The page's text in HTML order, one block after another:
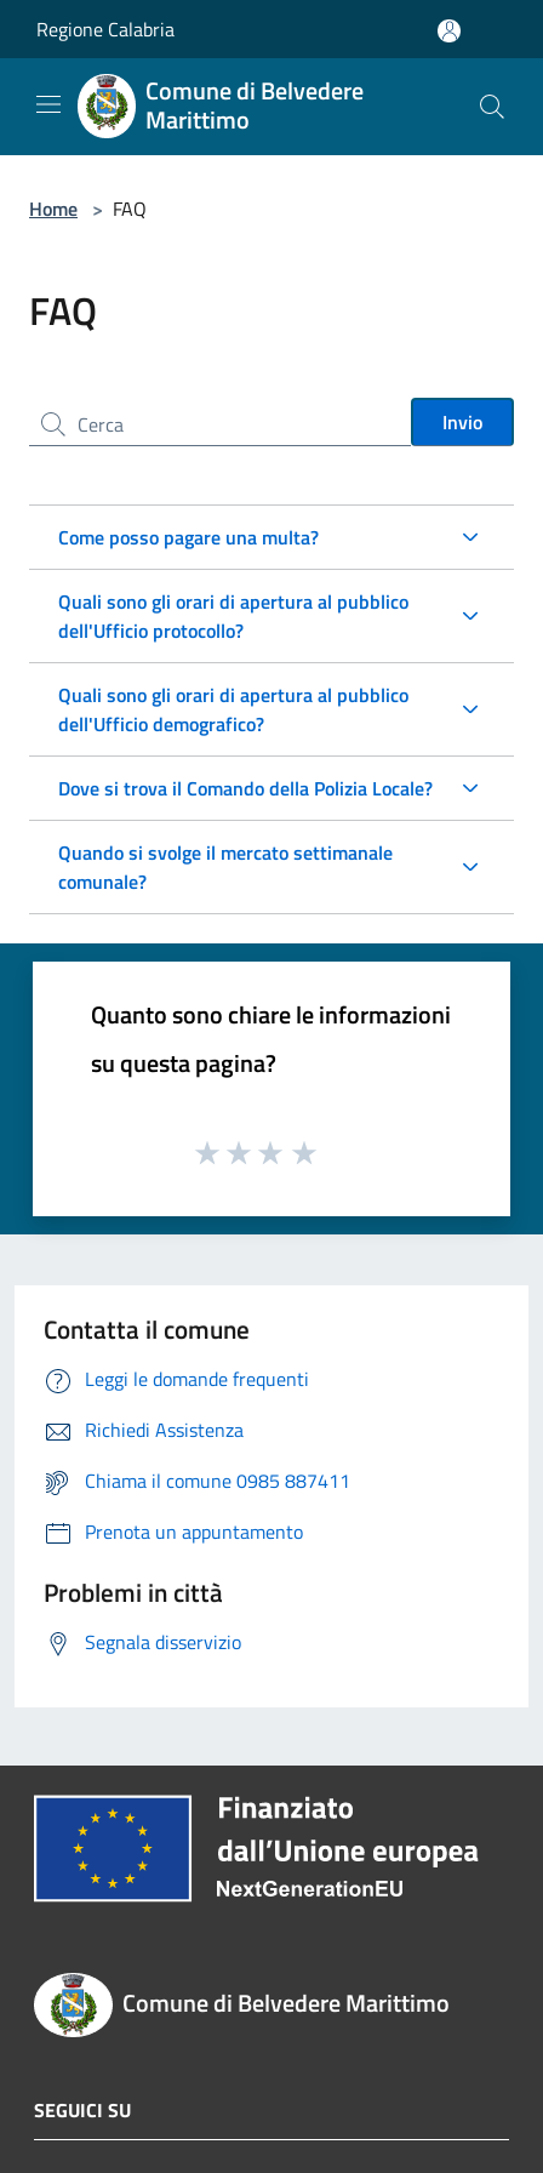
Regione Calabria
Comune di Belvedere
Marittimo
Home > FAQ
FAQ
Cerca nel sito Invio
Come posso pagare una multa?
Quali sono gli orari di apertura al pubblico
dell'Ufficio protocollo?
Quali sono gli orari di apertura al pubblico
dell'Ufficio demografico?
Dove si trova il Comando della Polizia Locale?
Quando si svolge il mercato settimanale
comunale?
Quanto sono chiare le informazioni
su questa pagina?
Contatta il comune
Leggi le domande frequenti
Richiedi Assistenza
Chiama il comune 0985 887411
Prenota un appuntamento
Problemi in città
Segnala disservizio
Comune di Belvedere Marittimo
SEGUICI SU